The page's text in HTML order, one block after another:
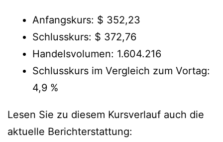
Anfangskurs: $ 352,23
Schlusskurs: $ 372,76
Handelsvolumen: 1.604.216
Schlusskurs im Vergleich zum Vortag:
4,9 %
Lesen Sie zu diesem Kursverlauf auch die
aktuelle Berichterstattung: